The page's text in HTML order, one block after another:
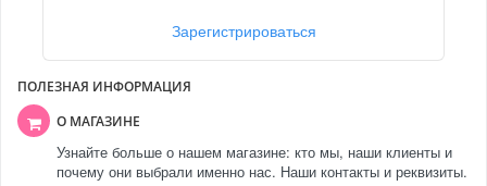
Зарегистрироваться
ПОЛЕЗНАЯ ИНФОРМАЦИЯ
О МАГАЗИНЕ
Узнайте больше о нашем магазине: кто мы, наши клиенты и
почему они выбрали именно нас. Наши контакты и реквизиты.